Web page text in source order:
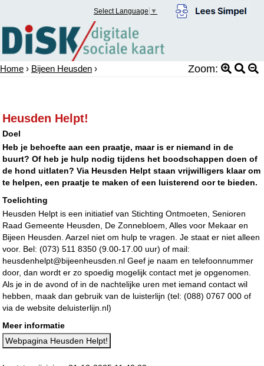
Select Language ▼
Home › Bijeen Heusden › Zoom:
Heusden Helpt!
Doel
Heb je behoefte aan een praatje, maar is er niemand in de
buurt? Of heb je hulp nodig tijdens het boodschappen doen of
de hond uitlaten? Via Heusden Helpt staan vrijwilligers klaar om
te helpen, een praatje te maken of een luisterend oor te bieden.
Toelichting
Heusden Helpt is een initiatief van Stichting Ontmoeten, Senioren
Raad Gemeente Heusden, De Zonnebloem, Alles voor Mekaar en
Bijeen Heusden. Aarzel niet om hulp te vragen. Je staat er niet alleen
voor. Bel: (073) 511 8350 (9.00-17.00 uur) of mail:
heusdenhelpt@bijeenheusden.nl Geef je naam en telefoonnummer
door, dan wordt er zo spoedig mogelijk contact met je opgenomen.
Als je in de avond of in de nachtelijke uren met iemand contact wil
hebben, maak dan gebruik van de luisterlijn (tel: (088) 0767 000 of
via de website deluisterlijn.nl)
Meer informatie
Webpagina Heusden Helpt!